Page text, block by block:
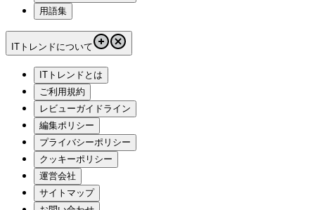
用語集
ITトレンドについて
ITトレンドとは
ご利用規約
レビューガイドライン
編集ポリシー
プライバシーポリシー
クッキーポリシー
運営会社
サイトマップ